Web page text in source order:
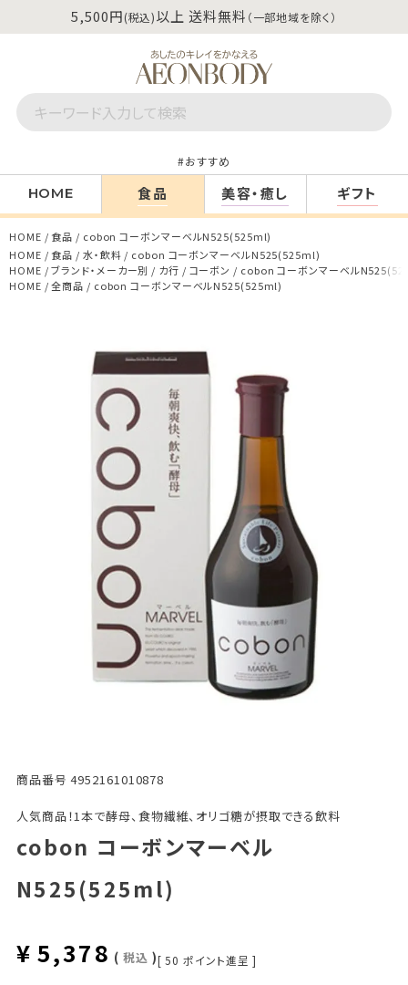
5,500円(税込)以上 送料無料 （一部地域を除く）
おすすめ
HOME 食品 美容・癒し ギフト
HOME 食品
cobon コーボンマーベルN525(525ml)
HOME
食品 水・飲料
cobon コーボンマーベルN525(525ml)
HOME
ブランド・メーカー別 カ行 コーボン
cobon コーボンマーベル
HOME
全商品 cobon コーボンマーベルN525(525ml)
商品番号 4952161010878
人気商品！1本で酵母、食物繊維、オリゴ糖が摂取できる飲料
cobon コーボンマーベル
N525(525ml)
¥ 5,378 税込 [ 50 ポイント進呈 ]